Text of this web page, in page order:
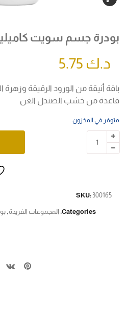
بودرة جسم سويت
د.ك
باقة أنيقة من الورود الرقيقة وزهرة
قاعدة من خشب الصندل الغن
متوفر في المخزون
SKU: 300165
Categories: المجموعات الفريدة,